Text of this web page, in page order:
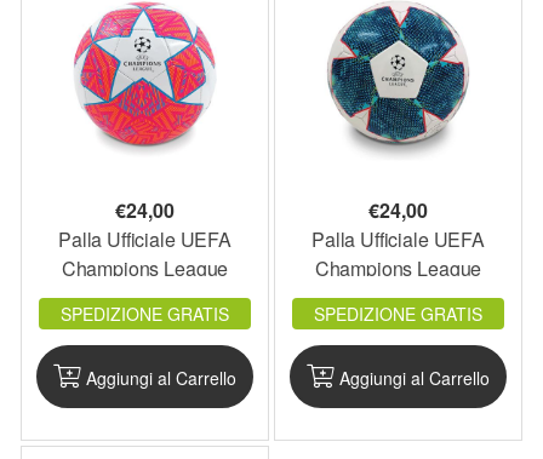
€24,00
Palla Ufficiale UEFA
Champions League
23003 - Rosa - UCLPAL5
SPEDIZIONE GRATIS
Aggiungi al Carrello
€24,00
Palla Ufficiale UEFA
Champions League
23003 - Blu - UCLPAL4
SPEDIZIONE GRATIS
Aggiungi al Carrello